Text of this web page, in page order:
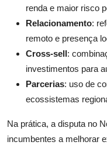
renda e maior risco
Relacionamento:
remoto e presença
Cross-sell:
investimentos para
Parcerias: uso de
ecossistemas
Na prática, a disputa no
incumbentes a melhorar